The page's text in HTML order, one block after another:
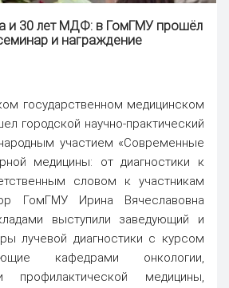
и 30 лет МДФ: в ГомГМУ прошёл
и награждение
государственном медицинском
городской научно-практический
участием «Современные
медицины: от диагностики к
словом к участникам
ГомГМУ Ирина Вячеславовна
выступили заведующий и
лучевой диагностики с курсом
кафедрами онкологии,
профилактической медицины,